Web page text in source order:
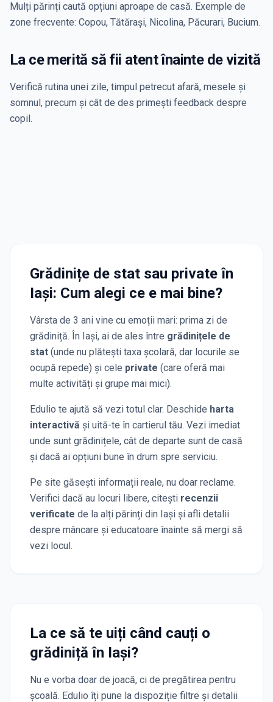
Mulți părinți caută opțiuni aproape de casă. Exemple de
zone frecvente: Copou, Tătărași, Nicolina, Păcurari, Bucium.
La ce merită să fii atent înainte de vizită
Verifică rutina unei zile, timpul petrecut afară, mesele și
somnul, precum și cât de des primești feedback despre
copil.
Grădinițe de stat sau privateîn
Iași: Cum alegi ce e mai bine?
Vârsta de 3 ani vine cu emoții mari: prima zi de
grădiniță. În Iași, ai de ales între grădinițele de
stat (unde nu plătești taxa școlară, dar locurile se
ocupă repede) și cele private (care oferă mai
multe activități și grupe mai mici).
Edulio te ajută să vezi totul clar. Deschide harta
interactivă și uită-te în cartierul tău. Vezi imediat
unde sunt grădinițele, cât de departe sunt de casă
și dacă ai opțiuni bune în drum spre serviciu.
Pe site găsești informații reale, nu doar reclame.
Verifici dacă au locuri libere, citești recenzii
verificate de la alți părinți din Iași și afli detalii
despre mâncare și educatoare înainte să mergi să
vezi locul.
La ce să te uiți când cauți o
grădinițăîn Iași?
Nu e vorba doar de joacă, ci de pregătirea pentru
școală. Edulio îți pune la dispoziție filtre și detalii